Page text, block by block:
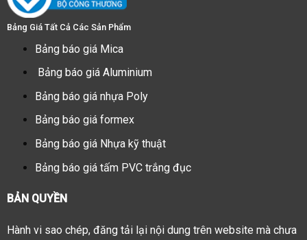
Bảng Giá Tất Cả Các Sản Phẩm
Bảng báo giá Mica
Bảng báo giá Aluminium
Bảng báo giá nhựa Poly
Bảng báo giá formex
Bảng báo giá Nhựa kỹ thuật
Bảng báo giá tấm PVC trắng đục
BẢN QUYỀN
Hành vi sao chép, đăng tải lại nội dung trên website mà chưa